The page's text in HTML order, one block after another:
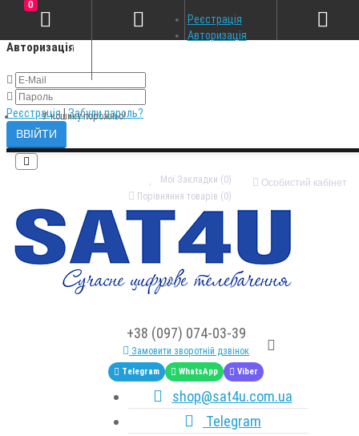
Авторизація
Реєстрація|Забули пароль?
Особистий кабінет
Мої Закладки (0)
Порівняння товарів (0)
+38 (097) 074-03-39
Замовити зворотній дзвінок
Telegram WhatsApp Viber
shop@sat4u.com.ua
Telegram
Реєстрація
Авторизація
0
У кошику порожньо!